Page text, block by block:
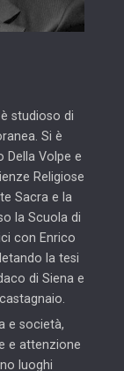
studioso di
Si è
Della Volpe e
Religiose
Sacra e la
la Scuola di
con Enrico
la tesi
di Siena e
e società,
e attenzione
luoghi